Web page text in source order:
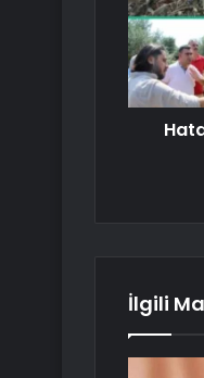
İlgili